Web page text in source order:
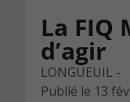
La
d’agir
LONGUEUIL -
Publié le 13